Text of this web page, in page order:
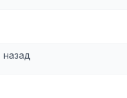
назад